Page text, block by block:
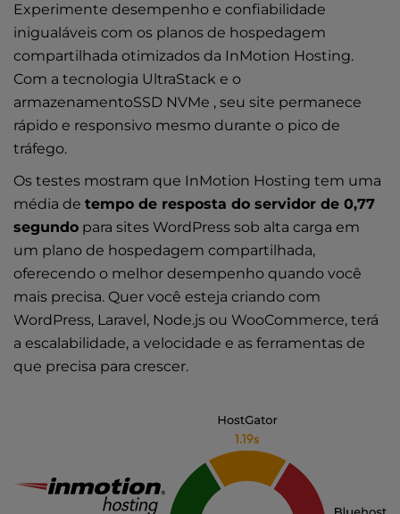
Experimente desempenho e confiabilidade
inigualáveis com os planos de hospedagem
compartilhada otimizados da InMotion Hosting.
Com a tecnologia UltraStack e o
armazenamentoSSD NVMe , seu site permanece
rápido e responsivo mesmo durante o pico de
tráfego.
Os testes mostram que InMotion Hosting tem uma
média de tempo de resposta do servidor de 0,77
segundo para sites WordPress sob alta carga em
um plano de hospedagem compartilhada,
oferecendo o melhor desempenho quando você
mais precisa. Quer você esteja criando com
WordPress, Laravel, Node.js ou WooCommerce, terá
a escalabilidade, a velocidade e as ferramentas de
que precisa para crescer.